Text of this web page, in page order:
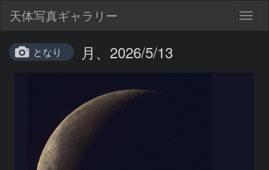
天体写真ギャラリー
となり 月、2026/5/13